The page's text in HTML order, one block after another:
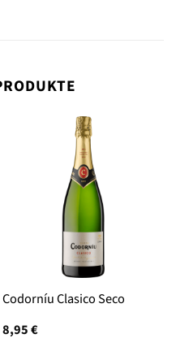
Codorníu Clasico Seco
8,95€